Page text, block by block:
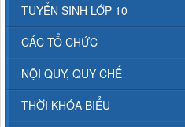
TUYỂN SINH LỚP 10
CÁC TỔ CHỨC
NỘI QUY, QUY CHẾ
THỜI KHÓA BIỂU